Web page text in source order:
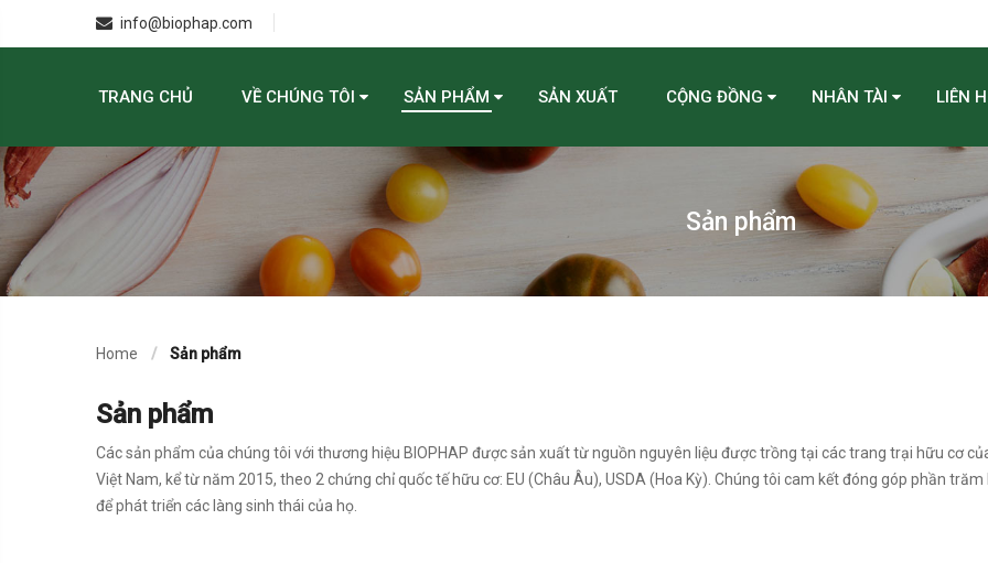
info@biophap.com
TRANG CHỦ VỀ CHÚNG TÔI SẢN PHẨM SẢN XUẤT CỘNG ĐỒNG NHÂN TÀI LIÊN
Sản phẩm
Home Sản phẩm
Sản phẩm
Các sản phẩm của chúng tôi với thương hiệu BIOPHAP được sản xuất từ nguồn nguyên liệu được trồng tại các trang trại hữu cơ
Việt Nam, kể từ năm 2015, theo 2 chứng chỉ quốc tế hữu cơ: EU (Châu Âu), USDA (Hoa Kỳ). Chúng tôi cam kết đóng góp phần
để phát triển các làng sinh thái của họ.